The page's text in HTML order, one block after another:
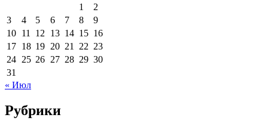
1
2
3
4 5 6 7 8
9
10 11 12 13 14 15 16
17 18 19 20 21 22 23
24 25 26 27 28 29 30
31
« Июл
Рубрики